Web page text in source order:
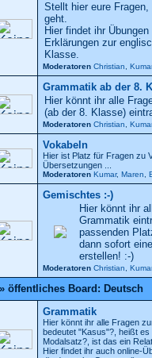
Stellt hier eure
geht.
Hier findet ihr
Erklärungen zur
Klasse.
Moderatoren Christian Kumar
Grammatik ab der 8.
Hier könnt ihr alle
(ab der 8. Klasse)
Moderatoren Christian Kumar
Vokabeln
Hier ist Platz für Fragen zu
Übersetzungen ...
Moderatoren Kumar, Maren
Gemischtes :-)
Hier könnt ihr
Grammatik
passenden
dann sofort
erstellen! :-)
Moderatoren Christian Kumar
» öffentliches Board: Deutsch
Grammatik
Hier könnt ihr alle Fragen
bedeutet "Kasus"?, heißt
Modalsatz?, ist das ein
Hier findet ihr auch online-